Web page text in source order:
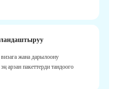
жана дарылоону
арзан пакеттерди тандоого